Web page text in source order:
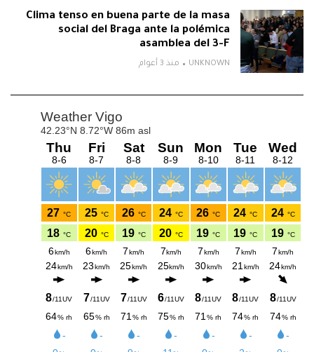
Clima tenso en buena parte de la masa
social del Braga ante la polémica
asamblea del 3-F
UNKNOWN منذ 3 أعوام